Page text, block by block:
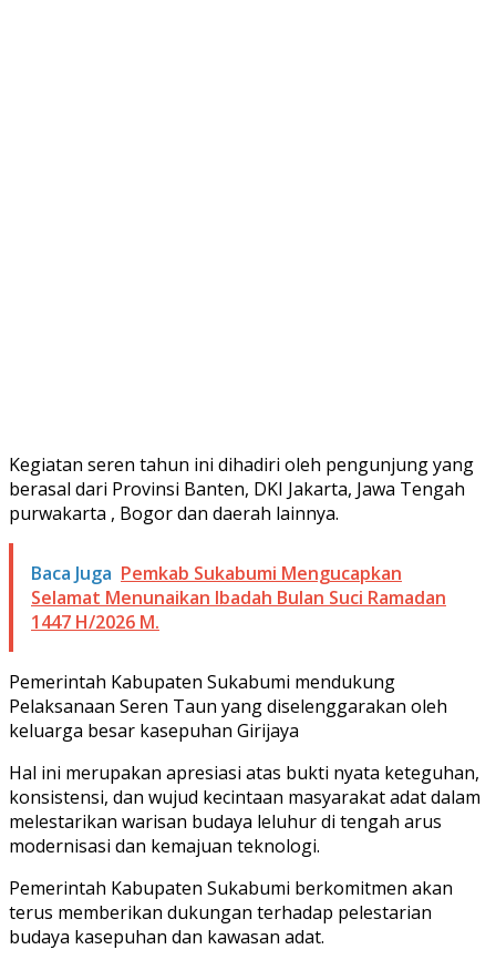
Kegiatan seren tahun ini dihadiri oleh pengunjung yang
berasal dari Provinsi Banten, DKI Jakarta, Jawa Tengah
purwakarta , Bogor dan daerah lainnya.
Baca Juga Pemkab Sukabumi Mengucapkan
Selamat Menunaikan Ibadah Bulan Suci Ramadan
1447 H/2026 M.
Pemerintah Kabupaten Sukabumi mendukung
Pelaksanaan Seren Taun yang diselenggarakan oleh
keluarga besar kasepuhan Girijaya
Hal ini merupakan apresiasi atas bukti nyata keteguhan,
konsistensi, dan wujud kecintaan masyarakat adat dalam
melestarikan warisan budaya leluhur di tengah arus
modernisasi dan kemajuan teknologi.
Pemerintah Kabupaten Sukabumi berkomitmen akan
terus memberikan dukungan terhadap pelestarian
budaya kasepuhan dan kawasan adat.